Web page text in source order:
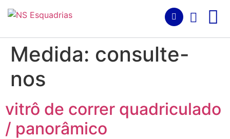
Medida: consulte-
nos
vitrô de correr quadriculado
/ panorâmico